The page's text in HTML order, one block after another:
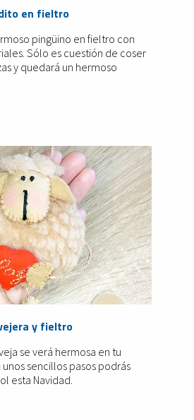
en fieltro
pingüino en fieltro con
Sólo es cuestión de coser
y quedará un hermoso
y fieltro
se verá hermosa en tu
sencillos pasos podrás
esta Navidad.